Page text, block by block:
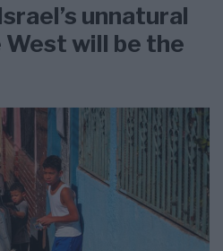
unnatural
will be the